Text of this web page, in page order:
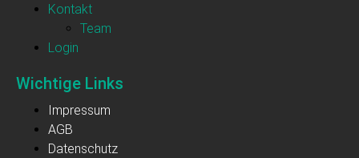
Kontakt
Team
Login
Wichtige Links
Impressum
AGB
Datenschutz